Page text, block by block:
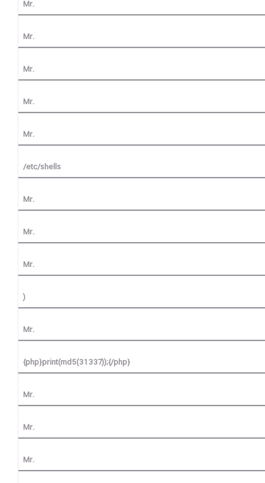
Mr.
Mr.
Mr.
Mr.
Mr.
/etc/shells
Mr.
Mr.
Mr.
)
Mr.
{php}print(md5(31337));{/php}
Mr.
Mr.
Mr.